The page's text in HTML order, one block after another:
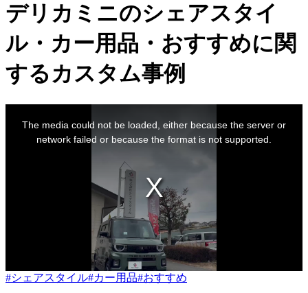
デリカミニのシェアスタイ
ル・カー用品・おすすめに関
するカスタム事例
The media could not be loaded, either because the server or
network failed or because the format is not supported.
#シェアスタイル#カー用品#おすすめ